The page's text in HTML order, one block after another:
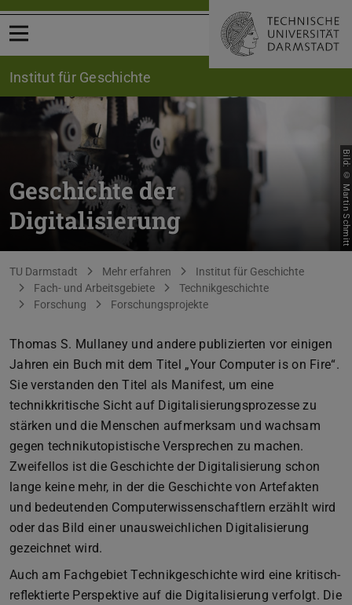
Menü öffnen
Institut für Geschichte
Geschichte der
Digitalisierung
Bild: © Martin Schmitt
Sie befinden sich hier:
TU Darmstadt Mehr erfahren
Institut für Geschichte
Fach- und Arbeitsgebiete
Technikgeschichte
Forschung
Forschungsprojekte
Thomas S. Mullaney und andere publizierten vor einigen
Jahren ein Buch mit dem Titel „Your Computer is on Fire“.
Sie verstanden den Titel als Manifest, um eine
technikkritische Sicht auf Digitalisierungsprozesse zu
stärken und die Menschen aufmerksam und wachsam
gegen technikutopistische Versprechen zu machen.
Zweifellos ist die Geschichte der Digitalisierung schon
lange keine mehr, in der die Geschichte von Artefakten
und bedeutenden Computerwissenschaftlern erzählt wird
oder das Bild einer unausweichlichen Digitalisierung
gezeichnet wird.
Auch am Fachgebiet Technikgeschichte wird eine kritisch-
reflektierte Perspektive auf die Digitalisierung verfolgt. Die